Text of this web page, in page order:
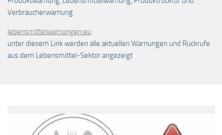
Verbraucherwarnung
lebensmittelwarnungen.eu
unter diesem Link werden alle aktuellen Warnungen und Rückrufe
aus dem Lebensmittel-Sektor angezeigt